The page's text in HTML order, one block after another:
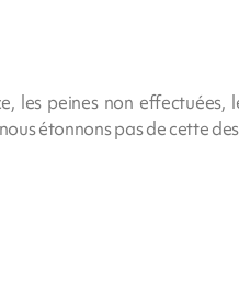
les peines non
étonnons pas de cette